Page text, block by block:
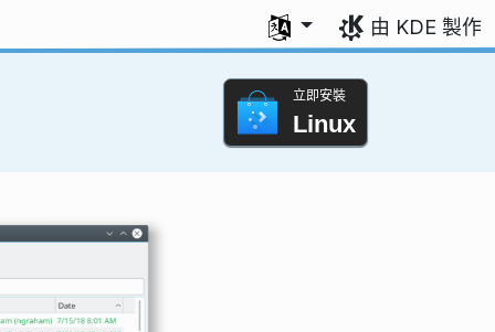
選擇您的語言
由 KDE 製作
立即安裝
Linux